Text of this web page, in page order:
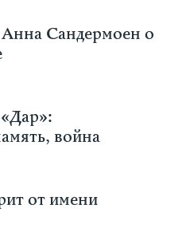
Анна Сандермоен о
война
от имени